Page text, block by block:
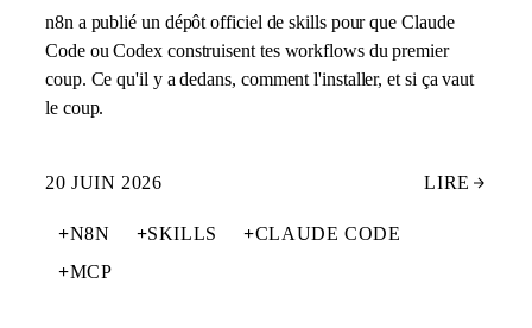
n8n a publié un dépôt officiel de skills pour que Claude
Code ou Codex construisent tes workflows du premier
coup. Ce qu'il y a dedans, comment l'installer, et si ça vaut
le coup.
20 JUIN 2026 LIRE
+N8N +SKILLS +CLAUDE CODE
+MCP